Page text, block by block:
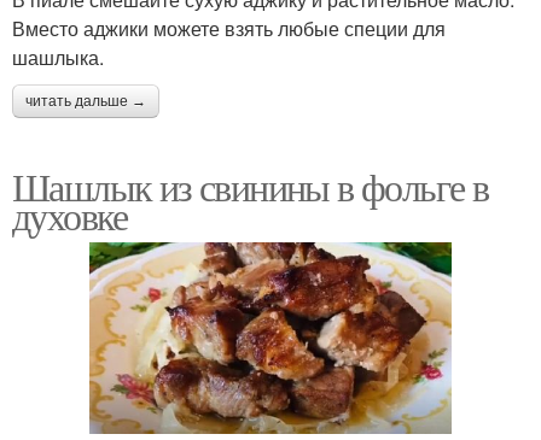
Вместо аджики можете взять любые специи для
шашлыка.
читать дальше →
Шашлык из свинины в фольге в
духовке